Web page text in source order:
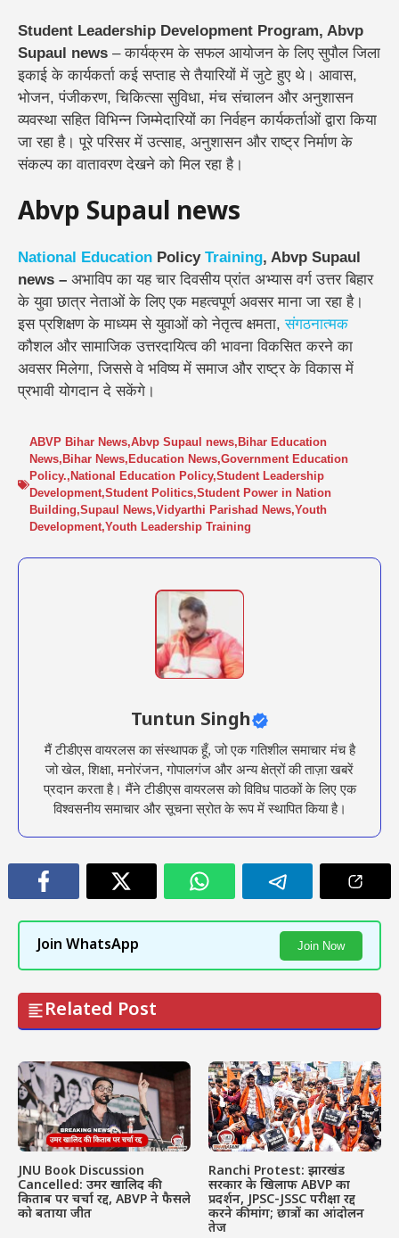
Student Leadership Development Program, Abvp
Supaul news – कार्यक्रम के सफल आयोजन के लिए सुपौल जिला
इकाई के कार्यकर्ता कई सप्ताह से तैयारियों में जुटे हुए थे। आवास,
भोजन, पंजीकरण, चिकित्सा सुविधा, मंच संचालन और अनुशासन
व्यवस्था सहित विभिन्न जिम्मेदारियों का निर्वहन कार्यकर्ताओं द्वारा किया
जा रहा है। पूरे परिसर में उत्साह, अनुशासन और राष्ट्र निर्माण के
संकल्प का वातावरण देखने को मिल रहा है।
Abvp Supaul news
National Education Policy Training, Abvp Supaul
news – अभाविप का यह चार दिवसीय प्रांत अभ्यास वर्ग उत्तर बिहार
के युवा छात्र नेताओं के लिए एक महत्वपूर्ण अवसर माना जा रहा है।
इस प्रशिक्षण के माध्यम से युवाओं को नेतृत्व क्षमता,संगठनात्मक
कौशल और सामाजिक उत्तरदायित्व की भावना विकसित करने का
अवसर मिलेगा, जिससे वे भविष्य में समाज और राष्ट्र के विकास में
प्रभावी योगदान दे सकेंगे।
ABVP Bihar News,Abvp Supaul news, Bihar Education
News, Bihar News, Education News,Government Education
Policy., National Education Policy,Student Leadership
Development,Student Politics,Student Power in Nation
Building,Supaul News,Vidyarthi Parishad News,Youth
Development,Youth Leadership Training
Tuntun Singh
मैं टीडीएस वायरलस का संस्थापक हूँ, जो एक गतिशील समाचार मंच है
जो खेल, शिक्षा, मनोरंजन, गोपालगंज और अन्य क्षेत्रों की ताज़ा खबरें
प्रदान करता है। मैंने टीडीएस वायरलस को विविध पाठकों के लिए एक
विश्वसनीय समाचार और सूचना स्रोत के रूप में स्थापित किया है।
Join WhatsApp Join Now
Related Post
JNU Book Discussion
Cancelled: उमर खालिद की
किताब पर चर्चा रद्द, ABVP ने फैसले
को बताया जीत
Ranchi Protest: झारखंड
सरकार के खिलाफ ABVP का
प्रदर्शन, JPSC-JSSC परीक्षा रद्द
करने की मांग; छात्रों का आंदोलन
तेज